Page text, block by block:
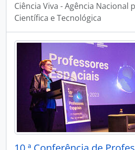
Ciência Viva - Agência Nacional
Científica e Tecnológica